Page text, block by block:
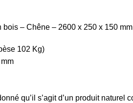
– Chêne – 2600 x 250 x 150 mm
102 Kg)
qu’il s’agit d’un produit